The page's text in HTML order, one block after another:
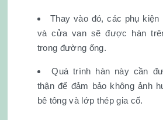
Thay vào đó, các phụ
và cửa van sẽ được hàn
trong đường ống.
Quá trình hàn này cần
thận để đảm bảo không ảnh
bê tông và lớp thép gia cố.